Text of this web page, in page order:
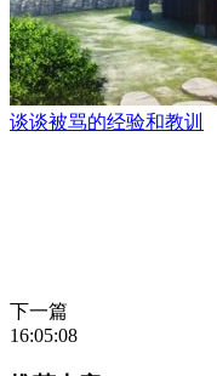
谈谈被骂的经验和教训
下一篇
16:05:08